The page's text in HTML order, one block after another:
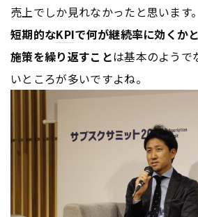
売上でしか見れなかったと思います。
短期的なKPIで何が継続率に効くか
施策を繰り返すことは基本のようで
いところが多いですよね。